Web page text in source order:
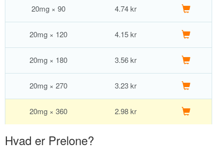
20mg × 90 4.74 kr
20mg × 120 4.15 kr
20mg × 180 3.56 kr
20mg × 270 3.23 kr
20mg × 360 2.98kr
Hvad er Prelone?